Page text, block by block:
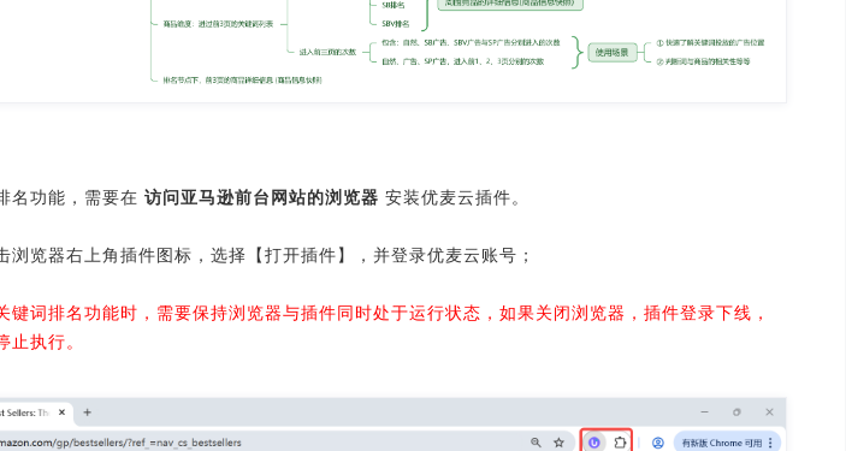
名功能，需要在 访问亚马逊前台网站的浏览器 安装优麦云插件。
浏览器右上角插件图标，选择【打开插件】，并登录优麦云账号；
键词排名功能时，需要保持浏览器与插件同时处于运行状态，如果关闭浏览器，插件登录下线，
止执行。